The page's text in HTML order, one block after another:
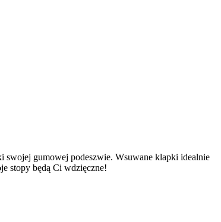
swojej gumowej podeszwie. Wsuwane klapki idealnie
stopy będą Ci wdzięczne!